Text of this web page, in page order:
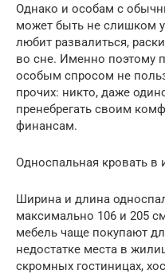
Однако и особам с
может быть не слишком
любит развалиться,
во сне. Именно поэтому
особым спросом не
прочих: никто, даже
пренебрегать своим
финансам.
Односпальная кровать в
Ширина и длина
максимально 106 и 205
мебель чаще покупают
недостатке места в
скромных гостиницах,